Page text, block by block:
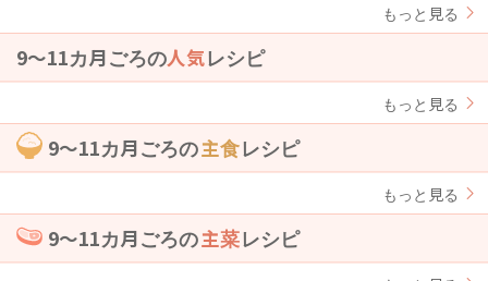
もっと見る
9〜11カ月ごろの人気レシピ
もっと見る
9〜11カ月ごろの主食レシピ
もっと見る
9〜11カ月ごろの主菜レシピ